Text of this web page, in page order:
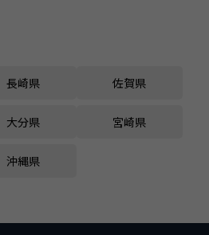
長崎県 佐賀県
大分県 宮崎県
沖縄県